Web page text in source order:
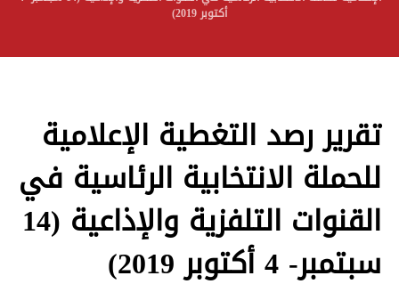
أكتوبر 2019)
تقرير رصد التغطية الإعلامية
للحملة الانتخابية الرئاسية في
القنوات التلفزية والإذاعية (14
سبتمبر- 4 أكتوبر 2019)